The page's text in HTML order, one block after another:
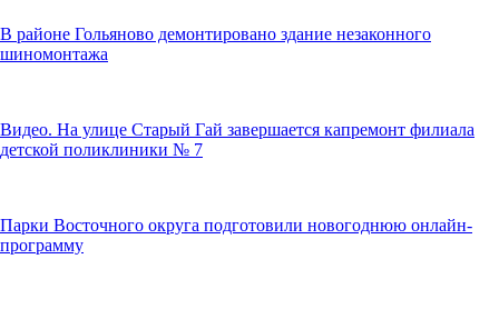
В районе Гольяново демонтировано здание незаконного
шиномонтажа
Видео. На улице Старый Гай завершается капремонт филиала
детской поликлиники № 7
Парки Восточного округа подготовили новогоднюю онлайн-
программу